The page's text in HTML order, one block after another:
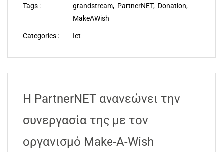
Tags : grandstream, PartnerNET, Donation,
MakeAWish
Categories : Ict
Η PartnerNET ανανεώνει την
συνεργασία της με τον
οργανισμό Make-A-Wish